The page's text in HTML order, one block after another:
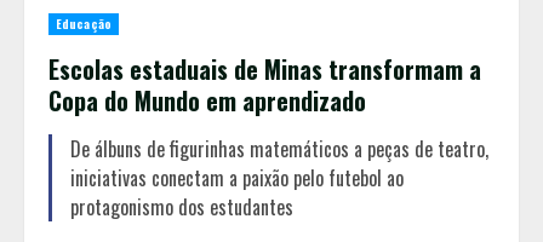
Educação
Escolas estaduais de Minas transformam a
Copa do Mundo em aprendizado
De álbuns de figurinhas matemáticos a peças de teatro,
iniciativas conectam a paixão pelo futebol ao
protagonismo dos estudantes